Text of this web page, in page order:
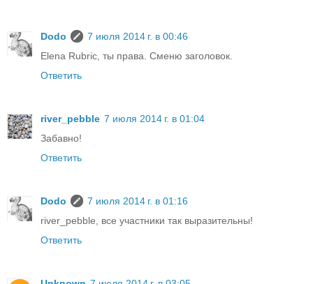
Dodo
7 июля 2014 г. в 00:46
Elena Rubric, ты права. Сменю заголовок.
Ответить
river_pebble 7 июля 2014 г. в 01:04
Забавно!
Ответить
Dodo
7 июля 2014 г. в 01:16
river_pebble, все участники так выразительны!
Ответить